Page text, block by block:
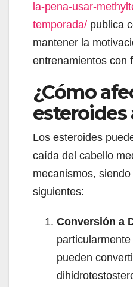
la-pena-usar-
temporada/ publica
mantener la
entrenamientos con
¿Cómo
esteroides
Los esteroides
caída del cabello
mecanismos,
siguientes:
Conversión a
pueden